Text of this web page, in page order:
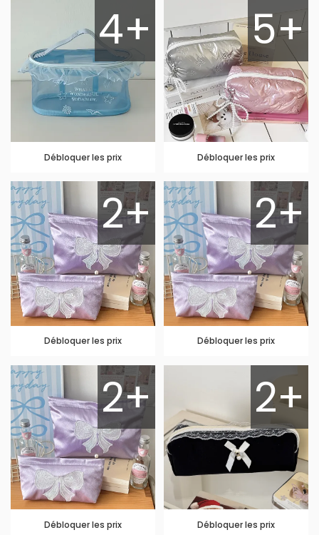
4+
Débloquer les prix
5+
Débloquer les prix
2+
Débloquer les prix
2+
Débloquer les prix
2+
Débloquer les prix
2+
Débloquer les prix